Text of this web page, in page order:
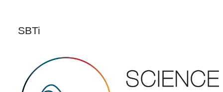
SBTi